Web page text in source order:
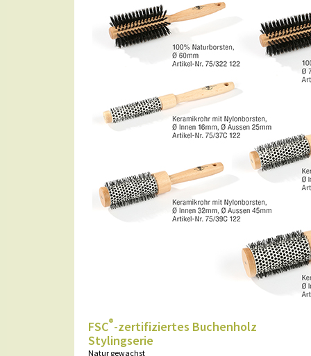
FSC®-zertifiziertes Buchenholz
Stylingserie
Natur gewachst